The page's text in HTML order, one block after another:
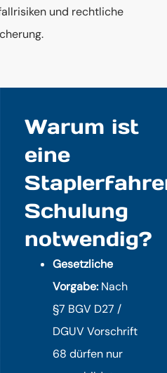
und rechtliche
Warum ist
eine
Schulung
notwendig?
Gesetzliche
Vorgabe: Nach
§7 BGV D27 /
DGUV Vorschrift
68 dürfen nur